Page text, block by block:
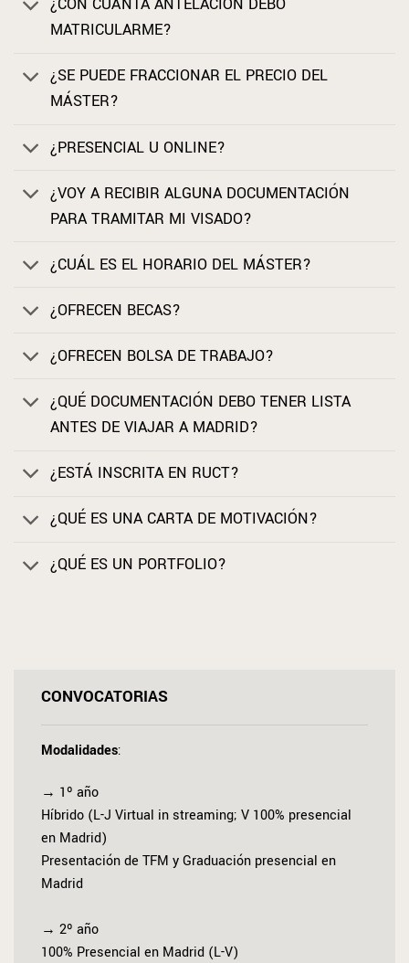
¿CON CUÁNTA ANTELACIÓN DEBO
MATRICULARME?
¿SE PUEDE FRACCIONAR EL PRECIO DEL
MÁSTER?
¿PRESENCIAL U ONLINE?
¿VOY A RECIBIR ALGUNA DOCUMENTACIÓN
PARA TRAMITAR MI VISADO?
¿CUÁL ES EL HORARIO DEL MÁSTER?
¿OFRECEN BECAS?
¿OFRECEN BOLSA DE TRABAJO?
¿QUÉ DOCUMENTACIÓN DEBO TENER LISTA
ANTES DE VIAJAR A MADRID?
¿ESTÁ INSCRITA EN RUCT?
¿QUÉ ES UNA CARTA DE MOTIVACIÓN?
¿QUÉ ES UN PORTFOLIO?
CONVOCATORIAS
Modalidades:
→ 1º año
Híbrido (L-J Virtual in streaming; V 100% presencial
en Madrid)
Presentación de TFM y Graduación presencial en
Madrid
→ 2º año
100% Presencial en Madrid (L-V)